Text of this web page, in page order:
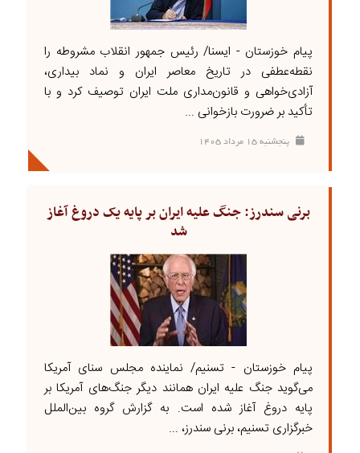
پیام خوزستان - ایسنا/ رئیس جمهور انقلاب مشروطه را
نقطه‌عطفی در تاریخ معاصر ایران و نماد بیداری،
آزادی‌خواهی و قانون‌مداری ملت ایران توصیف کرد و با
تأکید بر ضرورت بازخوانی ...
پنجشنبه ۱۵ مرداد ۱۴۰۵
برنی سندرز: جنگ علیه ایران بر پایه یک دروغ آغاز
شد
پیام خوزستان - تسنیم/ نماینده مجلس سنای آمریکا
می‌گوید جنگ علیه ایران همانند دیگر جنگ‌های آمریکا بر
پایه دروغ آغاز شده است. به گزارش گروه بین‌الملل
خبرگزاری تسنیم، برنی سندرز، ...